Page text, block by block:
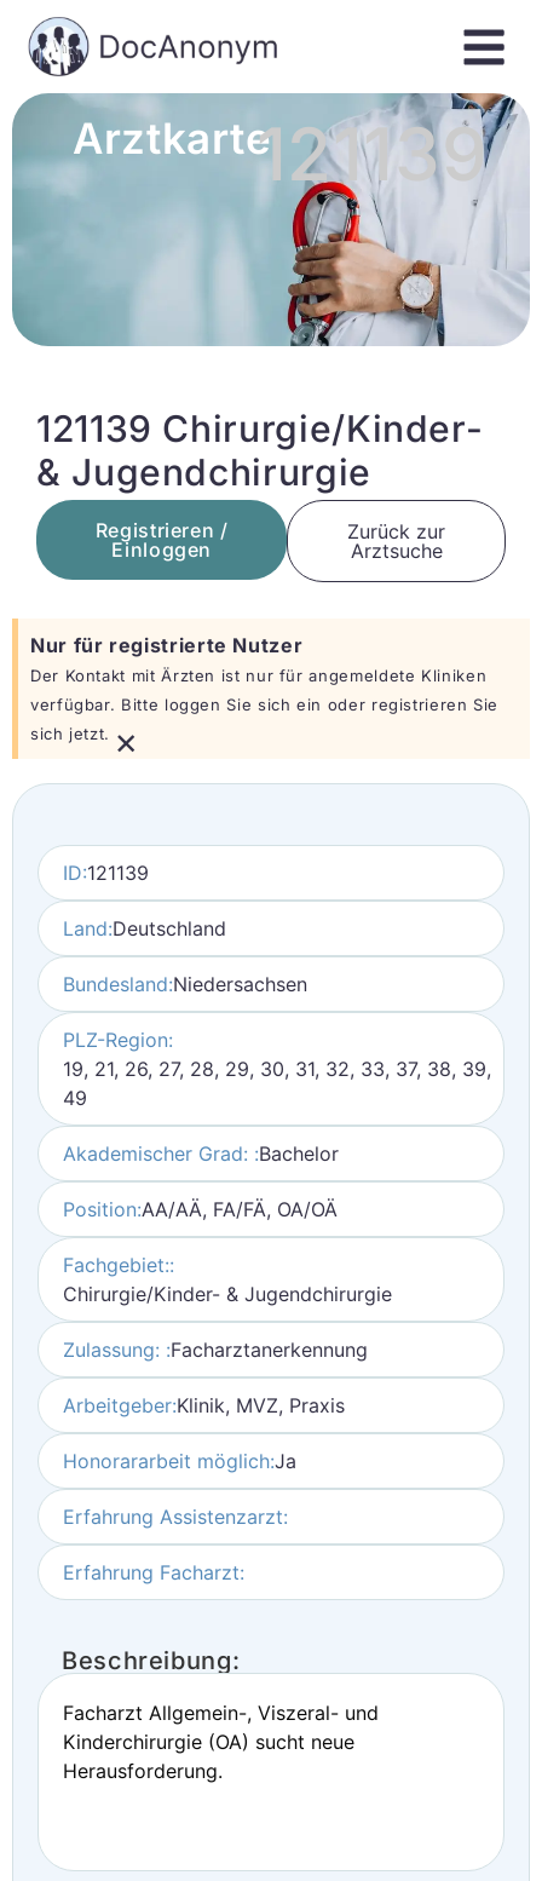
Arztkarte121139
121139 Chirurgie/Kinder-
& Jugendchirurgie
Registrieren /
Einloggen
Zurück zur
Arztsuche
Nur für registrierte Nutzer
Der Kontakt mit Ärzten ist nur für angemeldete Kliniken
verfügbar. Bitte loggen Sie sich ein oder registrieren Sie
sich jetzt. ×
ID:121139
Land:Deutschland
Bundesland:Niedersachsen
PLZ-Region:
19, 21, 26, 27, 28, 29, 30, 31, 32, 33, 37, 38, 39,
49
Akademischer Grad: :Bachelor
Position:AA/AÄ, FA/FÄ, OA/OÄ
Fachgebiet::
Chirurgie/Kinder- & Jugendchirurgie
Zulassung: :Facharztanerkennung
Arbeitgeber:Klinik, MVZ, Praxis
Honorararbeit möglich:Ja
Erfahrung Assistenzarzt:
Erfahrung Facharzt:
Beschreibung:
Facharzt Allgemein-, Viszeral- und
Kinderchirurgie (OA) sucht neue
Herausforderung.